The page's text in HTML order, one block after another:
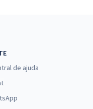
Economize R$ 23,98
de ajuda